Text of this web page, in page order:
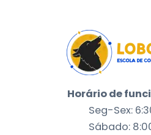
Horário de
Seg-Sex:
Sábado: